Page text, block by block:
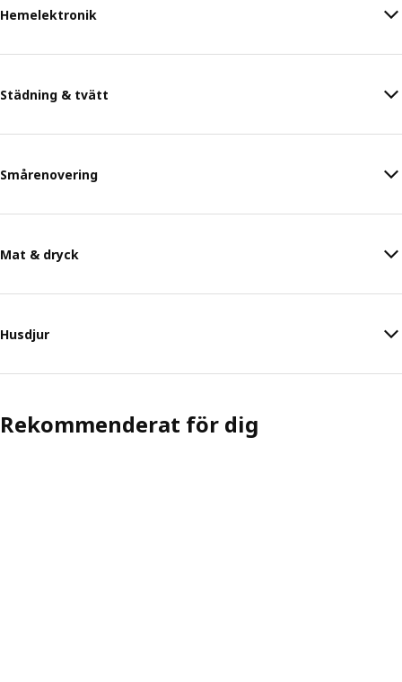
Hemelektronik
Städning & tvätt
Smårenovering
Mat & dryck
Husdjur
Rekommenderat för dig